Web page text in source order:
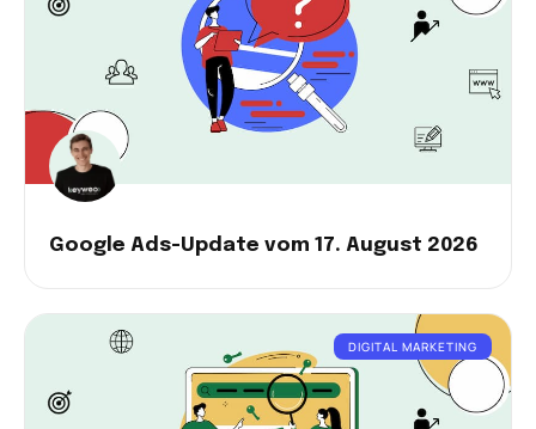
Google Ads-Update vom 17. August 2026
DIGITAL MARKETING